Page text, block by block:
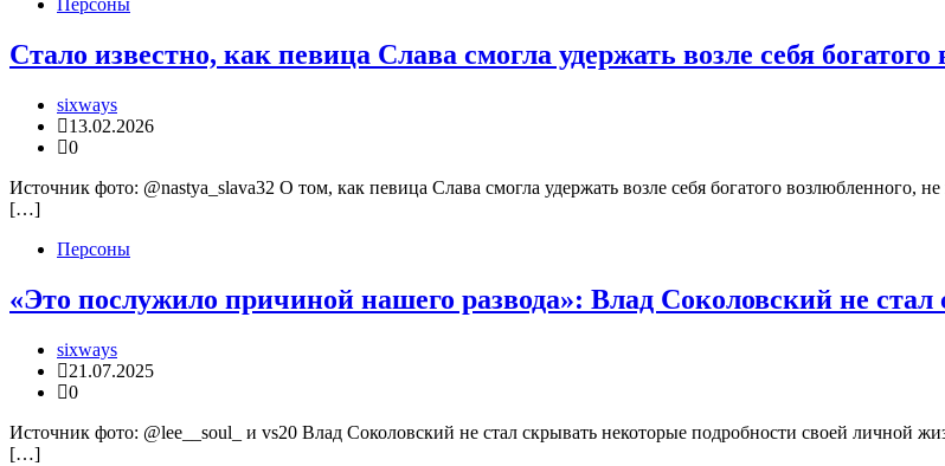
Стало известно, как певица Слава смогла удержать возле себя
sixways
13.02.2026
0
Источник фото: @nastya_slava32 О том, как певица Слава смогла удержать возле себя богатого возлюбленного,
[…]
Персоны
«Это послужило причиной нашего развода»: Влад Соколовский не
sixways
21.07.2025
0
Источник фото: @lee__soul_ и vs20 Влад Соколовский не стал скрывать некоторые подробности своей личной
[…]